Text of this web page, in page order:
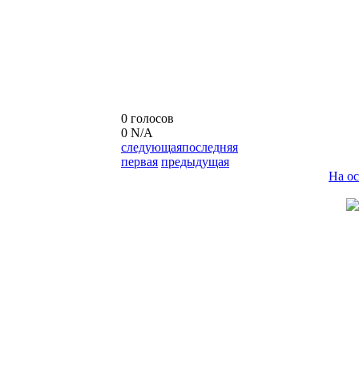
0 голосов
0 N/A
следующаяпоследняя
первая предыдущая
На